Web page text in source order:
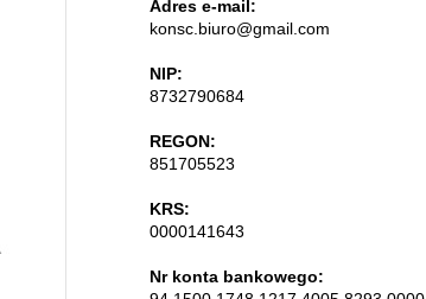
Adres e-mail:
konsc.biuro@gmail.com
NIP:
8732790684
REGON:
851705523
KRS:
0000141643
Nr konta bankowego: